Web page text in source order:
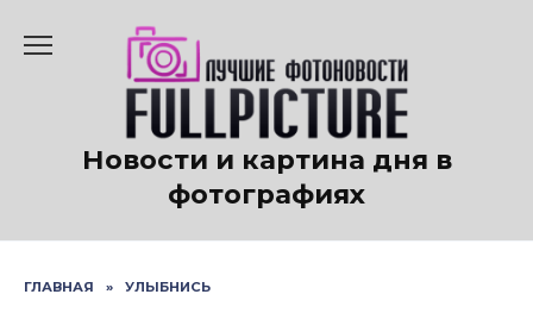
содержанию
Новости и картина дня в
фотографиях
ГЛАВНАЯ » УЛЫБНИСЬ